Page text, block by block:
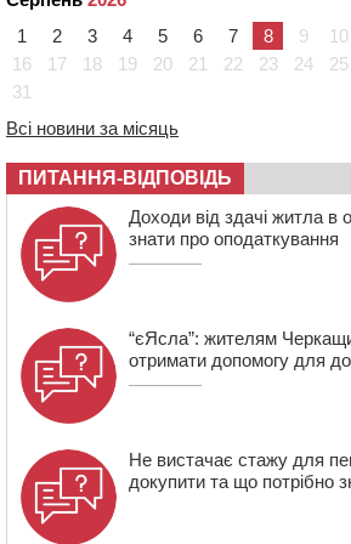
09:08
Встановити гойдалки, карусель
Черкасах просять покращити
08:22
полеглий біля Кліщіївки воїн
сплатили на Черкащині
06 СЕРПНЯ 2026, ЧЕТВЕР
21:13
Вісім медалей, з яких чотири
спортсмени тріумфували на
1
2 3 4 5 6 7 8 9 10
16
17 18 19 20 21 22 23 24 25
31
Всі новини за місяць
ПИТАННЯ-ВІДПОВІДЬ
Доходи від здачі житла в
знати про оподаткування
“єЯсла”: жителям
отримати допомогу для
Не вистачає стажу для
докупити та що потрібно